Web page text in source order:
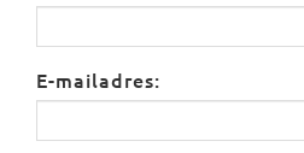
E-mailadres: